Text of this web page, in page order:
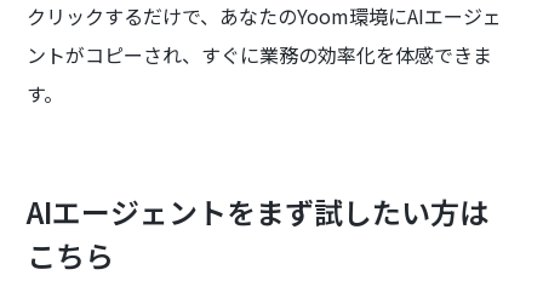
クリックするだけで、あなたのYoom環境にAIエージェ
ントがコピーされ、すぐに業務の効率化を体感できま
す。
AIエージェントをまず試したい方は
こちら